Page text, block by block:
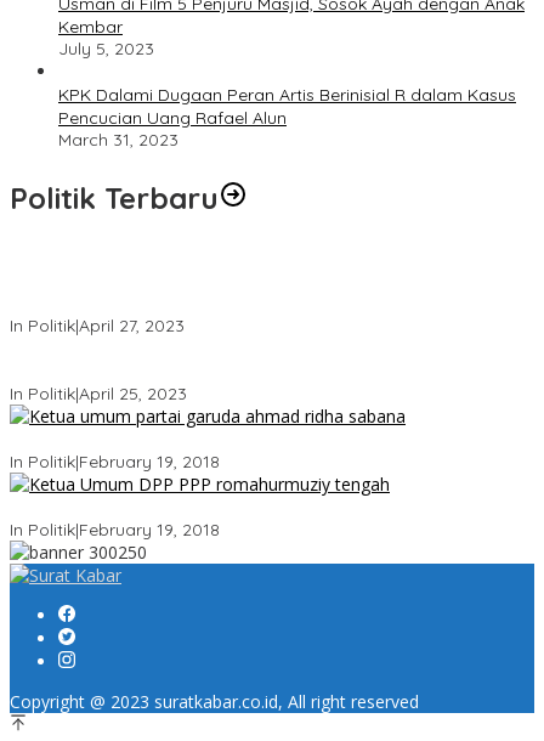
Kembar
July 5, 2023
KPK Dalami Dugaan Peran Artis Berinisial R dalam Kasus
Pencucian Uang Rafael Alun
March 31, 2023
Politik Terbaru
In Politik|April 27, 2023
In Politik|April 25, 2023
In Politik|February 19, 2018
In Politik|February 19, 2018
Copyright @ 2023 suratkabar.co.id, All right reserved